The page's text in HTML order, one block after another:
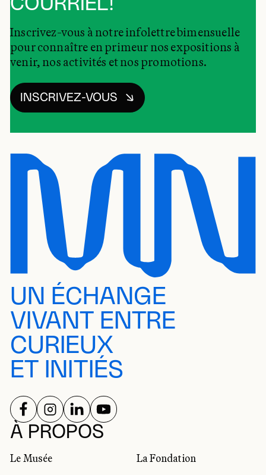
Inscrivez-vous à notre infolettre bimensuelle
pour connaître en primeur nos expositions à
venir, nos activités et nos promotions.
INSCRIVEZ-VOUS
UN ÉCHANGE
VIVANT ENTRE
CURIEUX
ET INITIÉS
À PROPOS
Le Musée
La Fondation
RÉSEAUX SOCIAUX
SUIVEZ-NOUS SUR
SUIVEZ-NOUS SUR
SUIVEZ-NOUS SUR
SUIVEZ-NOUS SUR